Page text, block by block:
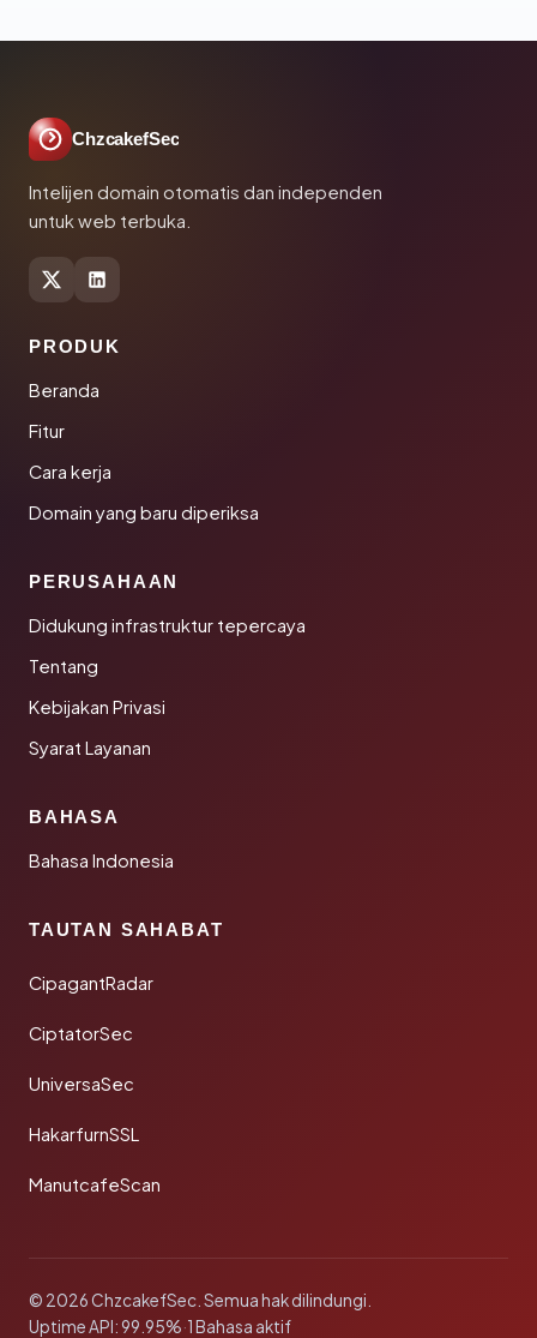
ChzcakefSec
Intelijen domain otomatis dan independen
untuk web terbuka.
PRODUK
Beranda
Fitur
Cara kerja
Domain yang baru diperiksa
PERUSAHAAN
Didukung infrastruktur tepercaya
Tentang
Kebijakan Privasi
Syarat Layanan
BAHASA
Bahasa Indonesia
TAUTAN SAHABAT
CipagantRadar
CiptatorSec
UniversaSec
HakarfurnSSL
ManutcafeScan
© 2026 ChzcakefSec. Semua hak dilindungi.
Uptime API: 99.95%·1 Bahasa aktif